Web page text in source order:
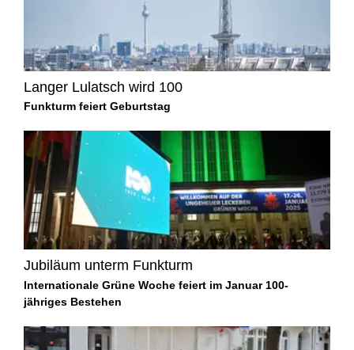
Langer Lulatsch wird 100
Funkturm feiert Geburtstag
Jubiläum unterm Funkturm
Internationale Grüne Woche feiert im Januar 100-
jähriges Bestehen